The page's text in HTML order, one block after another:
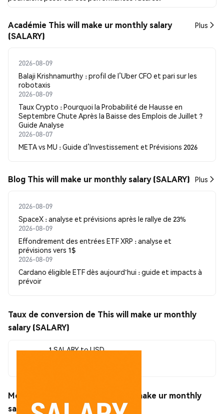
Académie This will make ur monthly salary
(SALARY)
Plus
2026-08-09
Balaji Krishnamurthy : profil de l’Uber CFO et pari sur les
robotaxis
2026-08-09
Taux Crypto : Pourquoi la Probabilité de Hausse en
Septembre Chute Après la Baisse des Emplois de Juillet ?
Guide Analyse
2026-08-07
META vs MU : Guide d’Investissement et Prévisions 2026
Blog This will make ur monthly salary (SALARY) Plus
2026-08-09
SpaceX : analyse et prévisions après le rallye de 23%
2026-08-09
Effondrement des entrées ETF XRP : analyse et
prévisions vers 1$
2026-08-09
Cardano éligible ETF dès aujourd'hui : guide et impacts à
prévoir
Taux de conversion de This will make ur monthly
salary (SALARY)
1 SALARY to USD
Mouvements de prix de This will make ur monthly
salary (SALARY)